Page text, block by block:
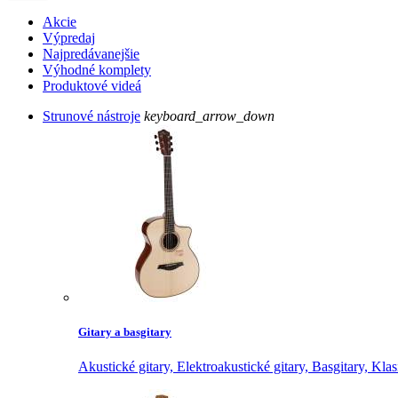
Akcie
Výpredaj
Najpredávanejšie
Výhodné komplety
Produktové videá
Strunové nástroje keyboard_arrow_down
Gitary a basgitary
Akustické gitary, Elektroakustické gitary, Basgitary,